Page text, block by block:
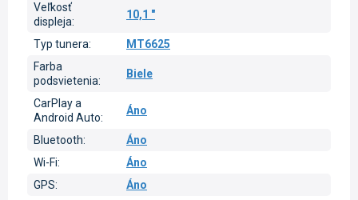
Veľkosť
displeja:
10,1 "
Typ tunera:
MT6625
Farba
podsvietenia:
Biele
CarPlay a
Android Auto:
Áno
Bluetooth:
Áno
Wi-Fi:
Áno
GPS:
Áno